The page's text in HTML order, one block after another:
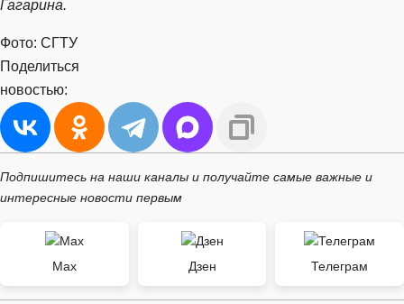
Гагарина.
Фото: СГТУ
Поделиться
новостью:
Подпишитесь на наши каналы и получайте самые важные и
интересные новости первым
Max Дзен Телеграм